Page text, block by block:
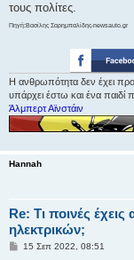
τους πολίτες.
Πηγή:Βασίλης Σαρημπαλίδης-newsauto.gr
Η ανθρωπότητα δεν έχει
υπάρχει έστω και ένα παιδί
Άλμπερτ Αϊνστάιν
Hannah
Re: Τι ποινές
ηλεκτρικών;
Δ15 Σεπ 2022, 08:51